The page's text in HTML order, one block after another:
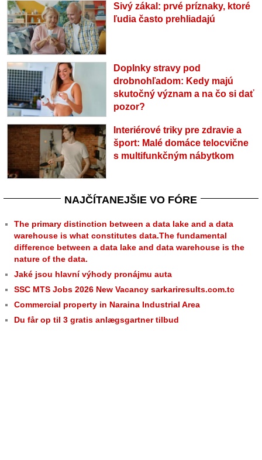
Sivý zákal: prvé príznaky, ktoré
ľudia často prehliadajú
Doplnky stravy pod
drobnohľadom: Kedy majú
skutočný význam a na čo si dať
pozor?
Interiérové triky pre zdravie a
šport: Malé domáce telocvične
s multifunkčným nábytkom
NAJČÍTANEJŠIE VO FÓRE
The primary distinction between a data lake and a data
warehouse is what constitutes data.The fundamental
difference between a data lake and data warehouse is the
nature of the data.
Jaké jsou hlavní výhody pronájmu auta
SSC MTS Jobs 2026 New Vacancy sarkariresults.com.tc
Commercial property in Naraina Industrial Area
Du får op til 3 gratis anlægsgartner tilbud